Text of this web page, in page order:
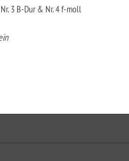
3 B-Dur & Nr. 4 f-moll